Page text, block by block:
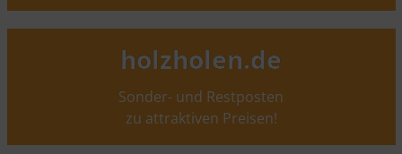
holzholen.de
Sonder- und Restposten
zu attraktiven Preisen!